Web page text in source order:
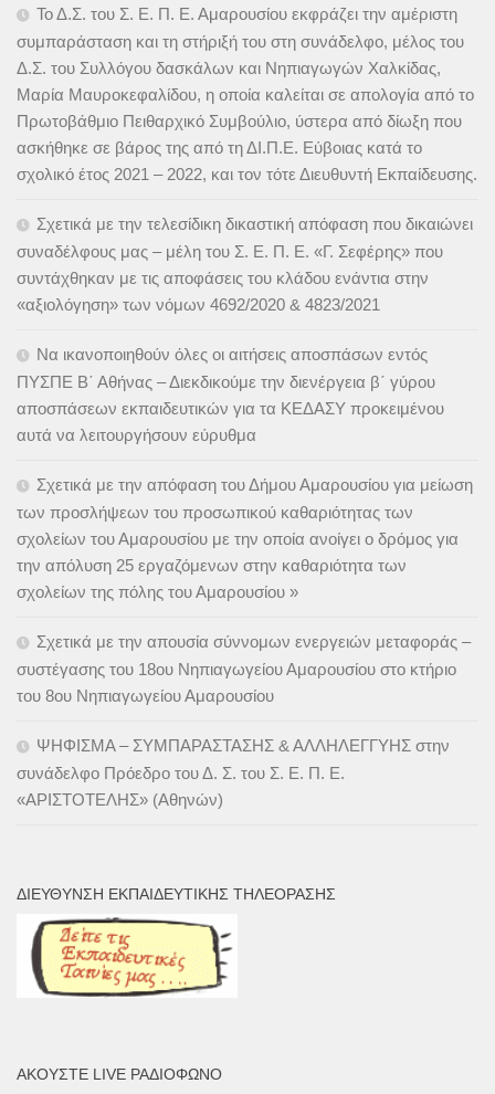
Το Δ.Σ. του Σ. Ε. Π. Ε. Αμαρουσίου εκφράζει την αμέριστη
συμπαράσταση και τη στήριξή του στη συνάδελφο, μέλος του
Δ.Σ. του Συλλόγου δασκάλων και Νηπιαγωγών Χαλκίδας,
Μαρία Μαυροκεφαλίδου, η οποία καλείται σε απολογία από το
Πρωτοβάθμιο Πειθαρχικό Συμβούλιο, ύστερα από δίωξη που
ασκήθηκε σε βάρος της από τη ΔΙ.Π.Ε. Εύβοιας κατά το
σχολικό έτος 2021 – 2022, και τον τότε Διευθυντή Εκπαίδευσης.
Σχετικά με την τελεσίδικη δικαστική απόφαση που δικαιώνει
συναδέλφους μας – μέλη του Σ. Ε. Π. Ε. «Γ. Σεφέρης» που
συντάχθηκαν με τις αποφάσεις του κλάδου ενάντια στην
«αξιολόγηση» των νόμων 4692/2020 & 4823/2021
Να ικανοποιηθούν όλες οι αιτήσεις αποσπάσων εντός
ΠΥΣΠΕ Β΄ Αθήνας – Διεκδικούμε την διενέργεια β΄ γύρου
αποσπάσεων εκπαιδευτικών για τα ΚΕΔΑΣΥ προκειμένου
αυτά να λειτουργήσουν εύρυθμα
Σχετικά με την απόφαση του Δήμου Αμαρουσίου για μείωση
των προσλήψεων του προσωπικού καθαριότητας των
σχολείων του Αμαρουσίου με την οποία ανοίγει ο δρόμος για
την απόλυση 25 εργαζόμενων στην καθαριότητα των
σχολείων της πόλης του Αμαρουσίου »
Σχετικά με την απουσία σύννομων ενεργειών μεταφοράς –
συστέγασης του 18ου Νηπιαγωγείου Αμαρουσίου στο κτήριο
του 8ου Νηπιαγωγείου Αμαρουσίου
ΨΗΦΙΣΜΑ – ΣΥΜΠΑΡΑΣΤΑΣΗΣ & ΑΛΛΗΛΕΓΓΥΗΣ στην
συνάδελφο Πρόεδρο του Δ. Σ. του Σ. Ε. Π. Ε.
«ΑΡΙΣΤΟΤΕΛΗΣ» (Αθηνών)
ΔΙΕΎΘΥΝΣΗ ΕΚΠΑΙΔΕΥΤΙΚΉΣ ΤΗΛΕΌΡΑΣΗΣ
ΑΚΟΎΣΤΕ LIVE ΡΑΔΙΌΦΩΝΟ